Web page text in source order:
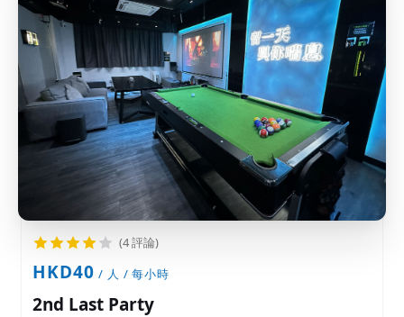
(4 評論)
HKD40 / 人 / 每小時
2nd Last Party